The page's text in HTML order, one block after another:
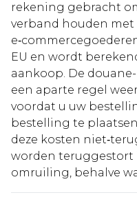
rekening gebracht
verband houden met
EU en wordt
aankoop. De
een aparte regel
voordat u uw
bestelling te
deze kosten
worden teruggestort
omruiling, behalve